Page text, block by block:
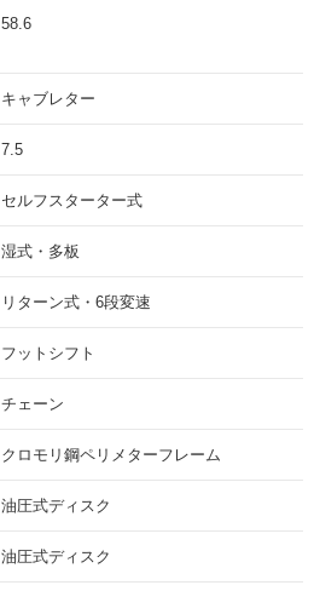
58.6
キャブレター
7.5
セルフスターター式
湿式・多板
リターン式・6段変速
フットシフト
チェーン
クロモリ鋼ペリメターフレーム
油圧式ディスク
油圧式ディスク